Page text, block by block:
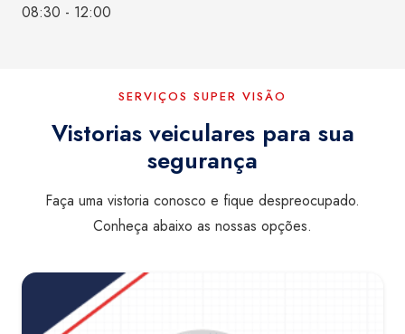
08:30 - 12:00
SERVIÇOS SUPER VISÃO
Vistorias veiculares para sua
segurança
Faça uma vistoria conosco e fique despreocupado.
Conheça abaixo as nossas opções.